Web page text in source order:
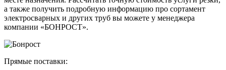
а также получить подробную информацию про сортамент
электросварных и других труб вы можете у менеджера
компании «БОНРОСТ».
Прямые поставки: